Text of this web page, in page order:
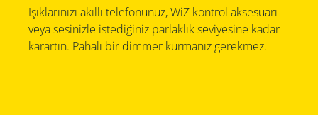
Işıklarınızı akıllı telefonunuz, WiZ kontrol aksesuarı
veya sesinizle istediğiniz parlaklık seviyesine kadar
karartın. Pahalı bir dimmer kurmanız gerekmez.